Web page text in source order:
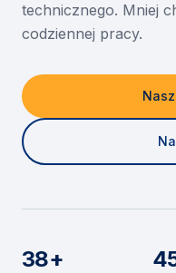
Kontakt
technicznego. Mniej
codziennej pracy.
38+